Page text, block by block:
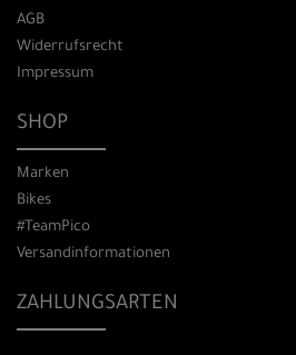
AGB
Widerrufsrecht
Impressum
SHOP
Marken
Bikes
#TeamPico
Versandinformationen
ZAHLUNGSARTEN